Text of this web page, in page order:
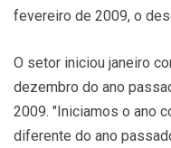
fevereiro de 2009, o
O setor iniciou janeiro
dezembro do ano
2009. "Iniciamos o ano
diferente do ano